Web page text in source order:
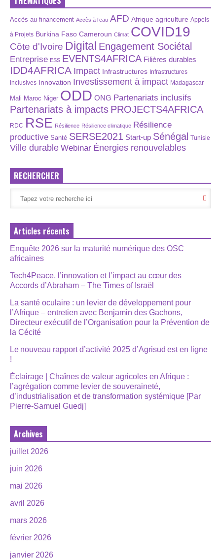
Accès au financement Accès à l’eau AFD Afrique agriculture Appels
à Projets Burkina Faso Cameroun Climat COVID19
Côte d'Ivoire Digital Engagement Sociétal
Entreprise ESS EVENTS4AFRICA Filières durables
IDD4AFRICA Impact Infrastructures Infrastructures
inclusives Innovation Investissement à impact Madagascar
Mali Maroc Niger ODD ONG Partenariats inclusifs
Partenariats à impacts PROJECTS4AFRICA
RDC RSE Résilience Résilience climatique Résilience
productive Santé SERSE2021 Start-up Sénégal Tunisie
Ville durable Webinar Énergies renouvelables
RECHERCHER
Articles récents
Enquête 2026 sur la maturité numérique des OSC
africaines
Tech4Peace, l’innovation et l’impact au cœur des
Accords d’Abraham – The Times of Israël
La santé oculaire : un levier de développement pour
l’Afrique – entretien avec Benjamin des Gachons,
Directeur exécutif de l’Organisation pour la Prévention de
la Cécité
Le nouveau rapport d’activité 2025 d’Agrisud est en ligne
!
Éclairage | Chaînes de valeur agricoles en Afrique :
l’agrégation comme levier de souveraineté,
d’industrialisation et de transformation systémique [Par
Pierre-Samuel Guedj]
Archives
juillet 2026
juin 2026
mai 2026
avril 2026
mars 2026
février 2026
janvier 2026